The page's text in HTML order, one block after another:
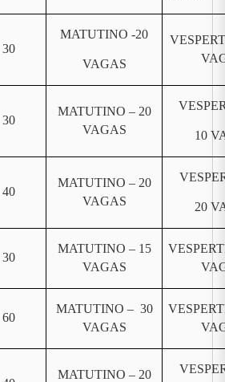
30
MATUTINO -20
VAGAS
30
MATUTINO – 20
VAGAS
10
40
MATUTINO – 20
VAGAS
20
30
MATUTINO – 15
VAGAS
60
MATUTINO – 30
VAGAS
MATUTINO – 20